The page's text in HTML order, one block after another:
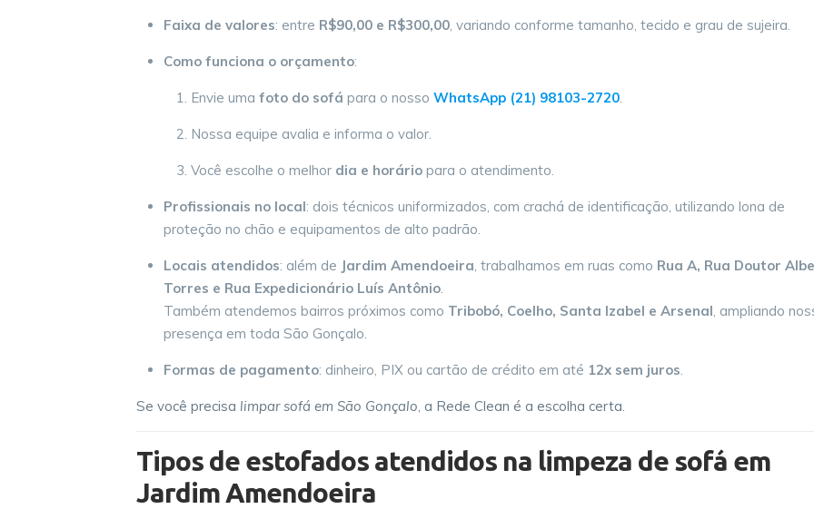
Faixa de valores: entre R$90,00 e R$300,00, variando conforme tamanho, tecido e grau de sujeira.
Como funciona o orçamento:
Envie uma foto do sofá para o nosso WhatsApp (21) 98103-2720.
Nossa equipe avalia e informa o valor.
Você escolhe o melhor dia e horáriopara o atendimento.
Profissionais no local: dois técnicos uniformizados, com crachá de identificação, utilizando lona de
proteção no chão e equipamentos de alto padrão.
Locais atendidos: além de Jardim Amendoeira, trabalhamos em ruas como Rua A, Rua Doutor
Torres e Rua Expedicionário Luís Antônio.
Também atendemos bairros próximos como Tribobó, Coelho, Santa Izabel e Arsenal, ampliando
presença em toda São Gonçalo.
Formas de pagamento: dinheiro, PIX ou cartão de crédito em até 12x sem juros.
Se você precisa limpar sofá em São Gonçalo, a Rede Clean é a escolha certa.
Tipos de estofados atendidos na limpeza de sofá em
Jardim Amendoeira